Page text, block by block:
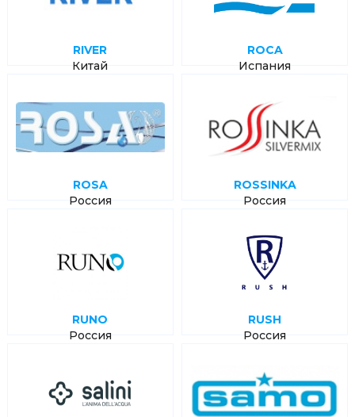
RIVER
Китай
ROCA
Испания
ROSA
Россия
ROSSINKA
Россия
RUNO
Россия
RUSH
Россия